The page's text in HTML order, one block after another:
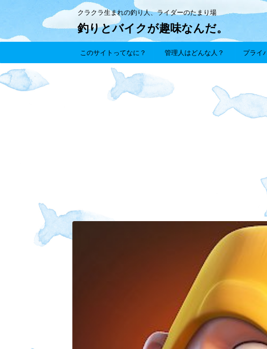
クラクラ生まれの釣り人、ライダーのたまり場
釣りとバイクが趣味なんだ。
このサイトってなに？ 管理人はどんな人？ プライ